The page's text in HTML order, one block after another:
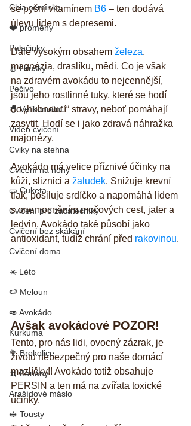
Chia semínka
❤️ proměny
Palačinky
🍐 Hrušky
Pečivo
🐣 Velikonoční
Video cvičení
Cviky na stehna
Cvičení na nohy
🥒 Cuketa
Cvičení pro začátečníky
Cvičení bez skákání
Cvičení doma
☀️ Léto
🍉 Meloun
🥑 Avokádo
Kurkuma
🥦 Brokolice
🍌 Banány
Arašídové máslo
🥪 Tousty
se pyšní vitamínem B6 – ten dodává
úlevu lidem s depresemi.
Dále vysokým obsahem železa,
magnézia, draslíku, mědi. Co je však
na zdravém avokádu to nejcennější,
jsou jeho rostlinné tuky, které se hodí
do „hubnoucí“ stravy, neboť pomáhají
zasytit. Hodí se i jako zdravá náhražka
majonézy.
Avokádo má velice příznivé účinky na
kůži, sliznici a žaludek. Snižuje krevní
tlak, posiluje srdíčko a napomáhá lidem
s onemocněním močových cest, jater a
ledvin. Avokádo také působí jako
antioxidant, tudíž chrání před rakovinou.
Avšak avokádové POZOR!
Tento, pro nás lidi, ovocný zázrak, je
životu nebezpečný pro naše domácí
mazlíčky!! Avokádo totiž obsahuje
PERSIN a ten má na zvířata toxické
účinky.